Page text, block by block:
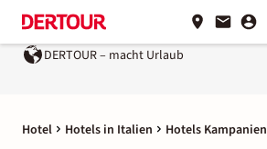
DERTOUR – macht Urlaub
Hotel Hotels in Italien Hotels Kampanien